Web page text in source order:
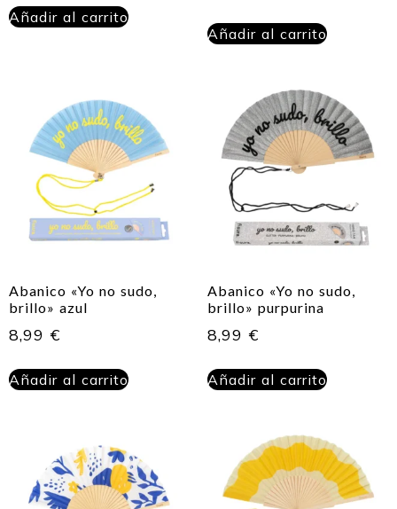
Añadir al carrito
Añadir al carrito
Abanico «Yo no sudo,
brillo» azul
8,99 €
Añadir al carrito
Abanico «Yo no sudo,
brillo» purpurina
8,99 €
Añadir al carrito